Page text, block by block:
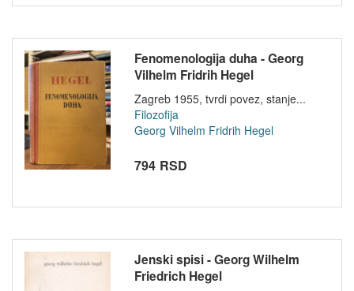
Fenomenologija duha - Georg
Vilhelm Fridrih Hegel
Zagreb 1955, tvrdi povez, stanje...
Filozofija
Georg Vilhelm Fridrih Hegel
794 RSD
Jenski spisi - Georg Wilhelm
Friedrich Hegel